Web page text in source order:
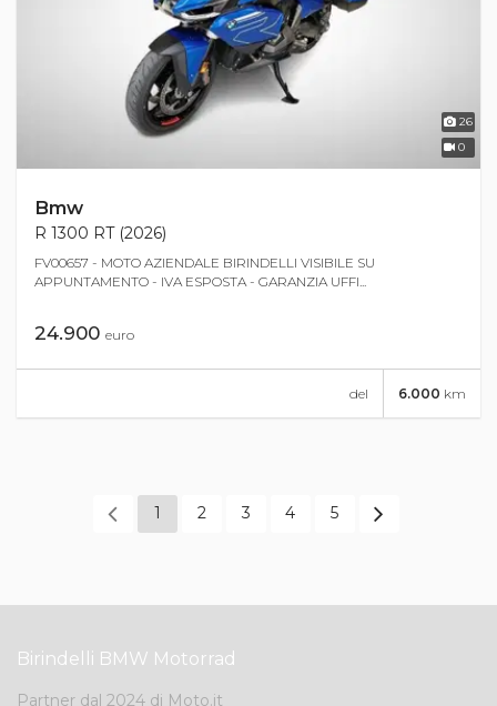
26
0
Bmw
R 1300 RT (2026)
FV00657 - MOTO AZIENDALE BIRINDELLI VISIBILE SU
APPUNTAMENTO - IVA ESPOSTA - GARANZIA UFFI...
24.900 euro
6.000 km
del
1 2 3 4 5
Birindelli BMW Motorrad
Partner dal 2024 di Moto.it